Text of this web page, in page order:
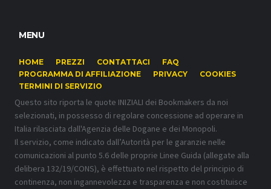
MENU
HOME PREZZI CONTATTACI
FAQ
PROGRAMMA DI AFFILIAZIONE
PRIVACY
COOKIES
TERMINI DI SERVIZIO
Questo sito riporta le quote INIZIALI dei Bookmakers da noi
selezionati, in possesso di regolare concessione ad operare in
Italia rilasciata dall'Agenzia delle Dogane e dei Monopoli.
Il servizio, come indicato dall’Autorità per le garanzie nelle
comunicazioni al punto 5.6 delle proprie Linee Guida (allegate alla
delibera 132/19/CONS), è effettuato nel rispetto del principio di
continenza, non ingannevolezza e trasparenza e non costituisce